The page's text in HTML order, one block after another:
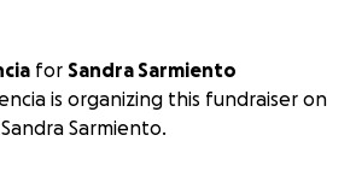
for Sandra Sarmiento
is organizing this fundraiser on
Sarmiento.